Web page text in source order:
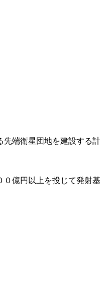
端衛星団地を建設する
億円以上を投じて発射